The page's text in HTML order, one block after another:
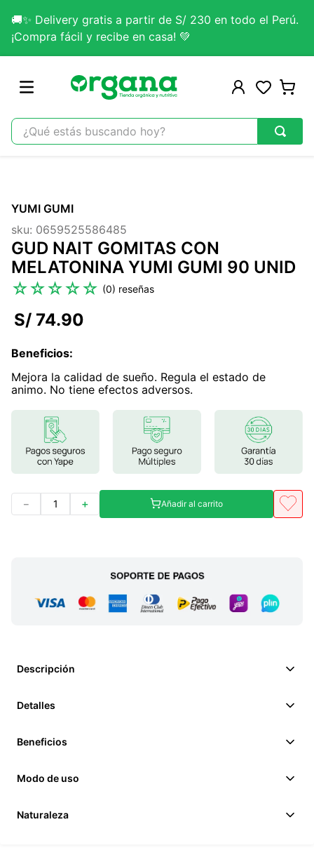
🚚✨ Delivery gratis a partir de S/ 230 en todo el Perú.
¡Compra fácil y recibe en casa! 💚
¿Qué estás buscando hoy?
2.
citrato magnesio
3.
colageno
4.
lab nutrition
5 .
kefir
8.
melena leon
9.
stevia
10. proteina
YUMI GUMI
sku: 0659525586485
GUD NAIT GOMITAS CON
MELATONINA YUMI GUMI 90 UNID
☆☆☆☆☆ (0)
S/ 74.90
Beneficios:
Mejora la calidad de sueño. Regula el estado de
animo. No tiene efectos adversos.
＋
－ Añadir al carrito
Descripción
Detalles
Beneficios
Modo de uso
Naturaleza